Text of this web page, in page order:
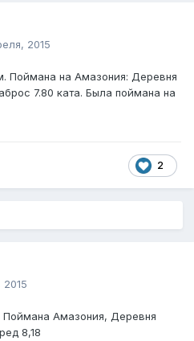
2015
Поймана на Амазония: Деревня
7.80 ката. Была поймана на
2
Поймана Амазония, Деревня
8,18